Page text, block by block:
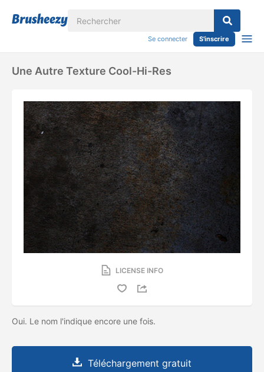
Se connecter S'inscrire
Une Autre Texture Cool-Hi-Res
LICENSE INFO
Oui. Le nom l'indique encore une fois.
Téléchargement gratuit